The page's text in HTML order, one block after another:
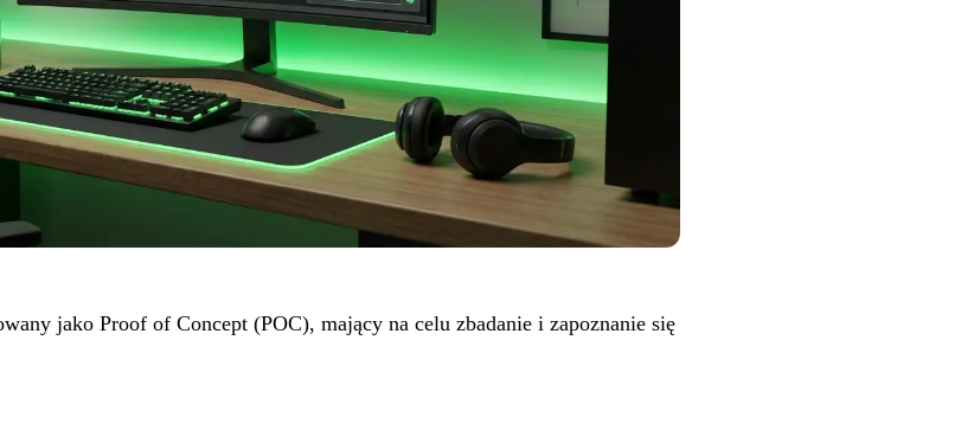
jako Proof of Concept (POC), mający na celu zbadanie i zapoznanie się